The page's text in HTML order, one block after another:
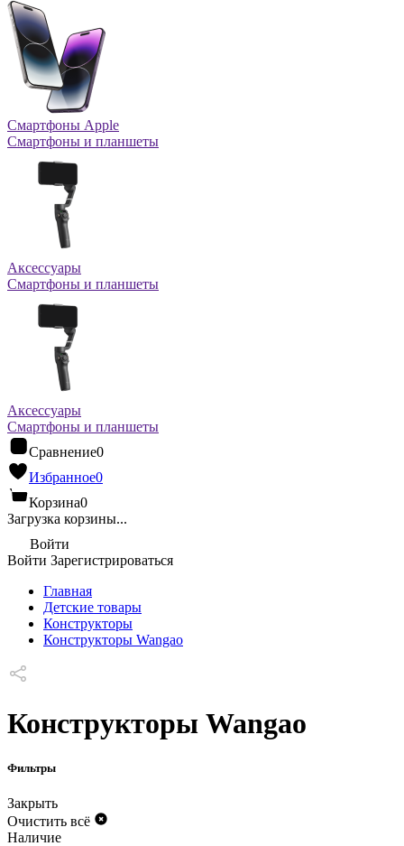
Смартфоны Apple
Смартфоны и планшеты
Аксессуары
Смартфоны и планшеты
Аксессуары
Смартфоны и планшеты
Сравнение0
Избранное0
Корзина0
Загрузка корзины...
Войти
Войти Зарегистрироваться
Главная
Детские товары
Конструкторы
Конструкторы Wangao
Конструкторы Wangao
Фильтры
Закрыть
Очистить всё
Наличие